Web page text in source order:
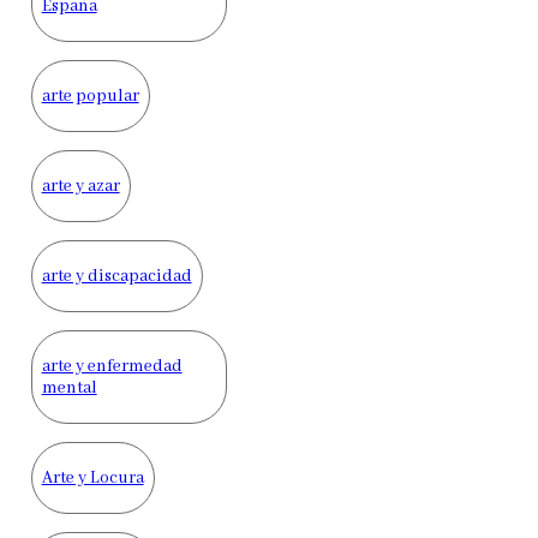
España
arte popular
arte y azar
arte y discapacidad
arte y enfermedad
mental
Arte y Locura